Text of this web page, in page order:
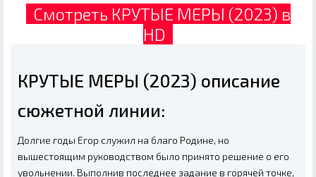
Смотреть КРУТЫЕ МЕРЫ (2023) в
HD
КРУТЫЕ МЕРЫ (2023) описание
сюжетной линии:
Долгие годы Егор служил на благо Родине, но
вышестоящим руководством было принято решение о его
увольнении. Выполнив последнее задание в горячей точке,